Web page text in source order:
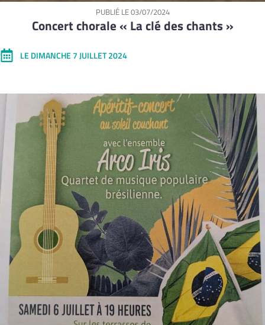
PUBLIÉ LE03/07/2024
Concert chorale « La clé des chants »
LE DIMANCHE 7 JUILLET 2024